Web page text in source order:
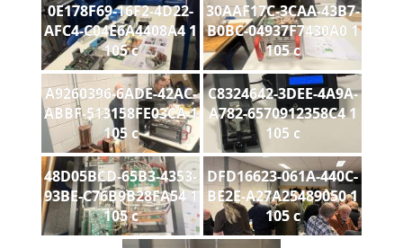
0E178F69-16F2-4D22-
AFC4-C04E6A4408A4 1
105 c
30AAF17C-3CAA-43B7-
B0BC-04937F7430A0 1
105 c
A9260396-6ADE-42AC-
ABBF-513158FE03CA 1
105 c
C8324642-3DEE-4A9A-
A782-6570912358C4 1
105 c
48D05BCD-65B3-4353-
93BE-C76B9B28FA54 1
105 c
DFD16623-061A-440C-
BE2E-A27A25489050 1
105 c